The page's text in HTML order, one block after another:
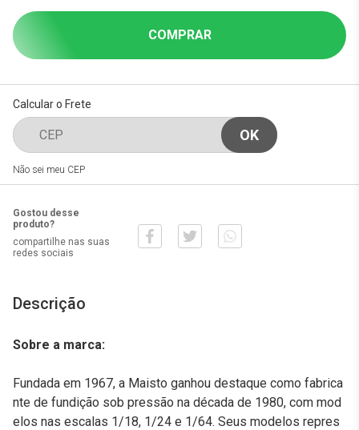
COMPRAR
Calcular o Frete
Não sei meu CEP
Gostou desse
produto?
compartilhe nas suas
redes sociais
Descrição
Sobre a marca:
Fundada em 1967, a Maisto ganhou destaque como fabrica
nte de fundição sob pressão na década de 1980, com mod
elos nas escalas 1/18, 1/24 e 1/64. Seus modelos repres